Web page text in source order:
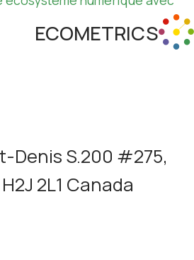
ECOMETRICS
Denis S.200 #275,
2L1 Canada